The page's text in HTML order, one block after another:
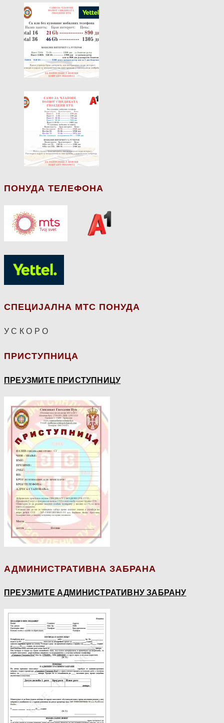
ПОНУДА ТЕЛЕФОНА
СПЕЦИЈАЛНА МТС ПОНУДА
У С К О Р О
ПРИСТУПНИЦА
ПРЕУЗМИТЕ ПРИСТУПНИЦУ
АДМИНИСТРАТИВНА ЗАБРАНА
ПРЕУЗМИТЕ АДМИНИСТРАТИВНУ ЗАБРАНУ